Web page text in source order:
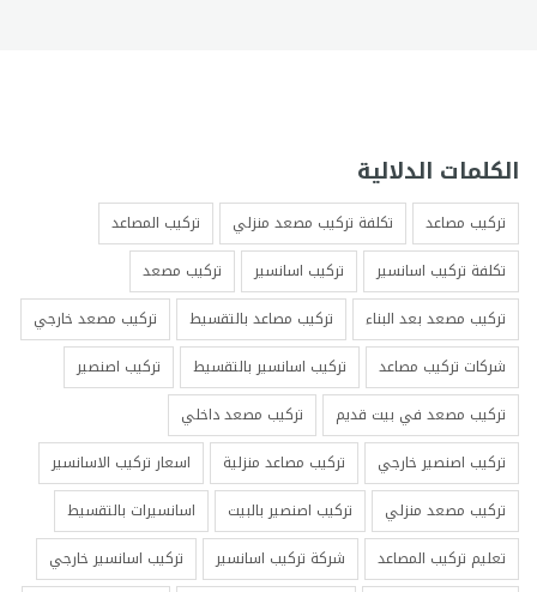
الكلمات الدلالية
تركيب مصاعد تكلفة تركيب مصعد منزلي
تركيب المصاعد
تكلفة تركيب اسانسير
تركيب اسانسير
تركيب مصعد
تركيب مصعد بعد البناء
تركيب مصاعد بالتقسيط
تركيب مصعد خارجي
شركات تركيب مصاعد
تركيب اسانسير بالتقسيط
تركيب اصنصير
تركيب مصعد في بيت قديم
تركيب مصعد داخلي
تركيب اصنصير خارجي
تركيب مصاعد منزلية
اسعار تركيب الاسانسير
تركيب مصعد منزلي
تركيب اصنصير بالبيت
اسانسيرات بالتقسيط
تعليم تركيب المصاعد
شركة تركيب اسانسير
تركيب اسانسير خارجي